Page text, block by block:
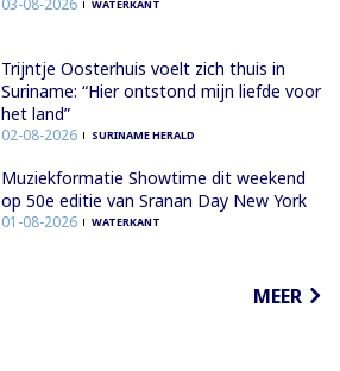
WATERKANT
Trijntje Oosterhuis voelt zich thuis in
Suriname: “Hier ontstond mijn liefde voor
het land”
02-08-2026 SURINAME HERALD
Muziekformatie Showtime dit weekend
op 50e editie van Sranan Day New York
01-08-2026 WATERKANT
MEER